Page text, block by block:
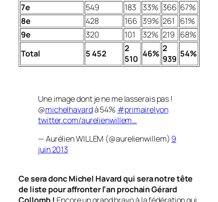
7e
549 183 33% 366 67%
8e
428 166 39% 261 61%
9e
320 101 32% 219 68%
Total
5 452
2
510 46% 2
939 54%
Une image dont je ne me lasserais pas !
@michelhavardà 54% #primairelyon
twitter.com/aurelienwillem…
— Aurélien WILLEM (@aurelienwillem) 9
juin 2013
Ce sera donc Michel Havard qui sera notre tête
de liste pour affronter l’an prochain Gérard